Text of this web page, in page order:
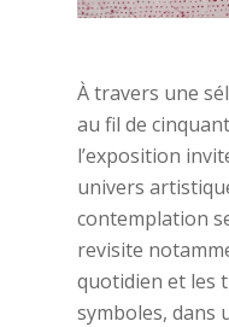
À travers une
au fil de
l’exposition
univers
contemplation
revisite
quotidien et les
symboles, dans